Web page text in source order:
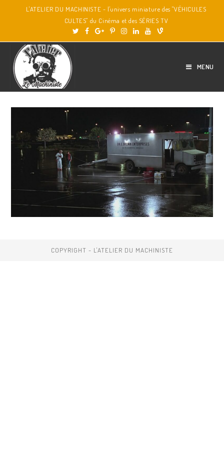
L'ATELIER DU MACHINISTE - l'univers miniature des "VÉHICULES
CULTES" du Cinéma et des SÉRIES TV
MENU
COPYRIGHT - L'ATELIER DU MACHINISTE